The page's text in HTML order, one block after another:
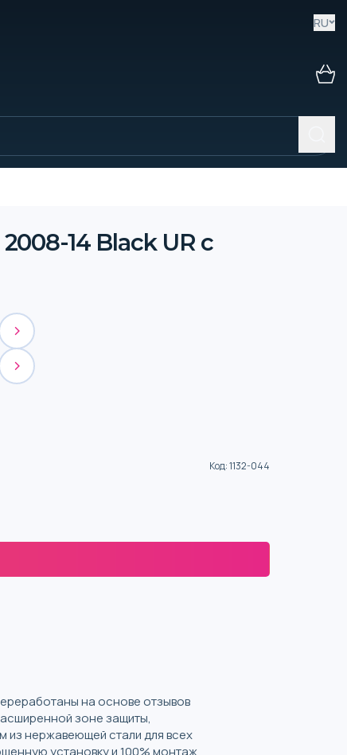
RU
14 Black UR с
Код:1132-044
на основе отзывов
зоне защиты,
из нержавеющей стали для всех
установку и 100% монтаж